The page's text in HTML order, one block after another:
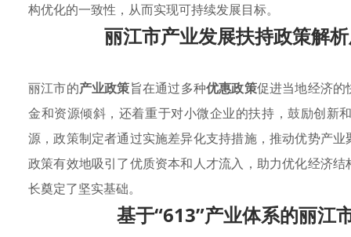
构优化的一致性，从而实现可持续发展目标。
丽江市产业发展扶持政策解
丽江市的产业政策旨在通过多种优惠政策促进当地经济的
金和资源倾斜，还着重于对小微企业的扶持，鼓励创新
源，政策制定者通过实施差异化支持措施，推动优势产
政策有效地吸引了优质资本和人才流入，助力优化经济
长奠定了坚实基础。
基于“613”产业体系的丽江